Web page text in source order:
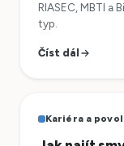
RIASEC, MBTI a
typ.
Číst dál
Kariéra a